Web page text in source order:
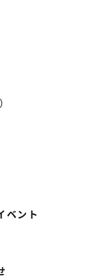
ベント